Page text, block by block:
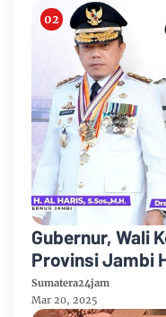
Gubernur, Wali
Provinsi Jambi
November 2024
Prabowo
Sumatera24jam
Mar 20, 2025